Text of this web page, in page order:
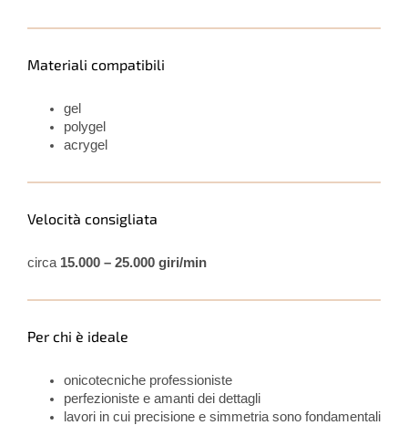
Materiali compatibili
gel
polygel
acrygel
Velocità consigliata
circa 15.000 – 25.000 giri/min
Per chi è ideale
onicotecniche professioniste
perfezioniste e amanti dei dettagli
lavori in cui precisione e simmetria sono fondamentali